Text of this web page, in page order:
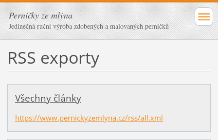
Perníčky ze mlýna
Jedinečná ruční výroba zdobených a malovaných perníčků
RSS exporty
Všechny články
https://www.pernickyzemlyna.cz/rss/all.xml